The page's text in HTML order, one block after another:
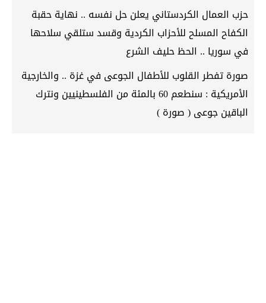
حزب العمال الكردستاني يعلن حل نفسه .. نهاية حقبة
الكفاح المسلح للأحزاب الكردية وقسد ستلقي سلاحها
في سوريا .. الحظ حليف الشرع
صورة تفطر القلوب للأطفال الجوعى في غزة .. والخارجية
الأمريكية : سنطعم 60 بالمئة من الفلسطينيين ونترك
الباقين جوعى ( صورة )